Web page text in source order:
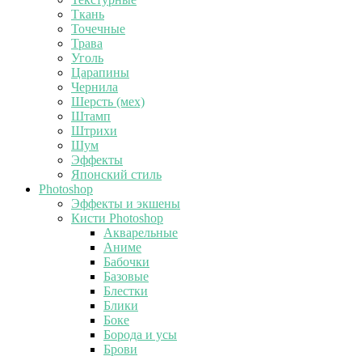
Ткань
Точечные
Трава
Уголь
Царапины
Чернила
Шерсть (мех)
Штамп
Штрихи
Шум
Эффекты
Японский стиль
Photoshop
Эффекты и экшены
Кисти Photoshop
Акварельные
Аниме
Бабочки
Базовые
Блестки
Блики
Боке
Борода и усы
Брови